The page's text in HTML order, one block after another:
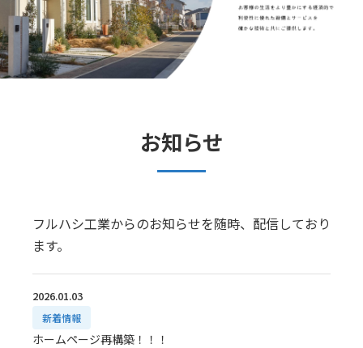
お知らせ
フルハシ工業からのお知らせを随時、配信しており
ます。
2026.01.03
新着情報
ホームページ再構築！！！